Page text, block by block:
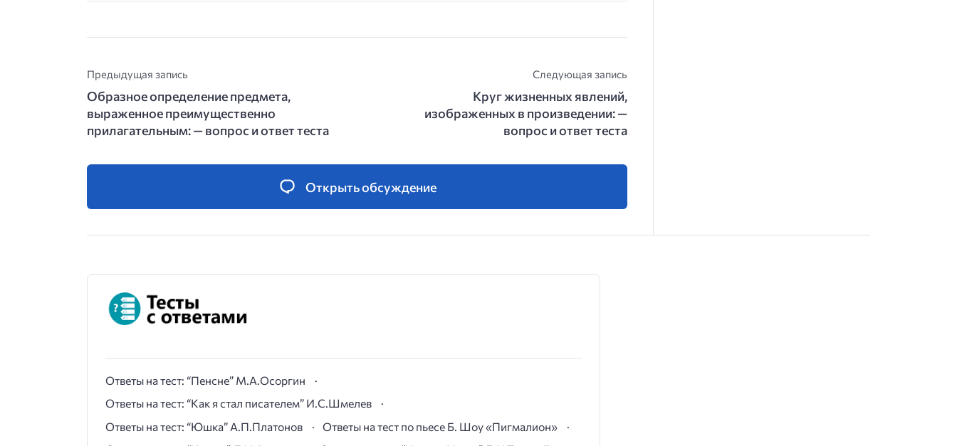
Предыдущая запись
Образное определение предмета,
выраженное преимущественно
прилагательным: — вопрос и ответ теста
Следующая запись
Круг жизненных явлений,
изображенных в произведении: —
вопрос и ответ теста
Открыть обсуждение
Ответы на тест: “Пенсне” М.А.Осоргин
Ответы на тест: “Как я стал писателем” И.С.Шмелев
Ответы на тест: “Юшка” А.П.Платонов
Ответы на тест по пьесе Б. Шоу «Пигмалион»